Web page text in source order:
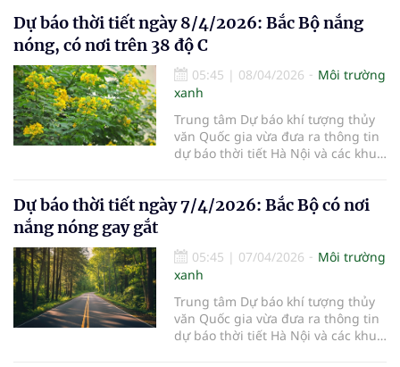
Dự báo thời tiết ngày 8/4/2026: Bắc Bộ nắng
nóng, có nơi trên 38 độ C
05:45 | 08/04/2026
Môi trường
xanh
Trung tâm Dự báo khí tượng thủy
văn Quốc gia vừa đưa ra thông tin
dự báo thời tiết Hà Nội và các khu
Dự báo thời tiết ngày 7/4/2026: Bắc Bộ có nơi
nắng nóng gay gắt
05:45 | 07/04/2026
Môi trường
xanh
Trung tâm Dự báo khí tượng thủy
văn Quốc gia vừa đưa ra thông tin
dự báo thời tiết Hà Nội và các khu